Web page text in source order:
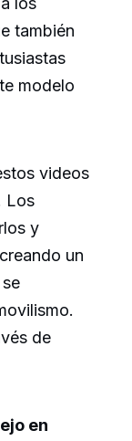
también
modelo
videos
Los
y
un
de
en